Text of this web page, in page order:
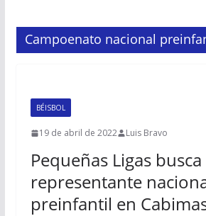
Campoenato nacional
BÉISBOL
19 de abril de 2022 Luis Bravo
Pequeñas Ligas busca
representante
preinfantil en